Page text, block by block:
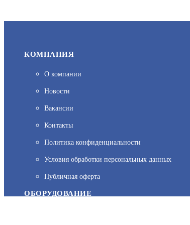
На нашем сайте используются cookie–файлы, в том
КОМПАНИЯ
О компании
Новости
Вакансии
Контакты
Политика конфиденциальности
Условия обработки персональных данных
Публичная оферта
ОБОРУДОВАНИЕ